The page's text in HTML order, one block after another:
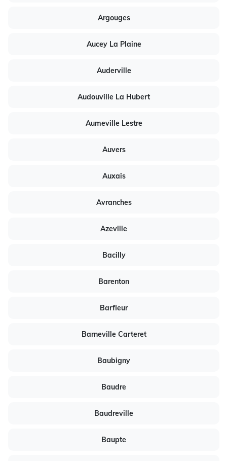
Argouges
Aucey La Plaine
Auderville
Audouville La Hubert
Aumeville Lestre
Auvers
Auxais
Avranches
Azeville
Bacilly
Barenton
Barfleur
Barneville Carteret
Baubigny
Baudre
Baudreville
Baupte